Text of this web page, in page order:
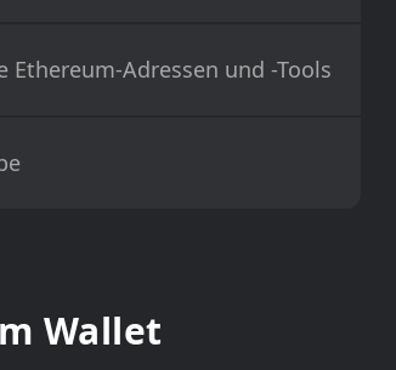
Ethereum-Adressen und -Tools
Wallet